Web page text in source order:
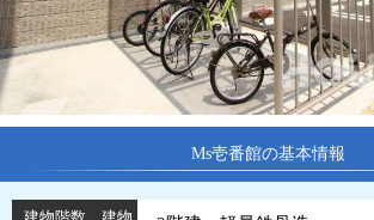
Ms壱番館の基本情報